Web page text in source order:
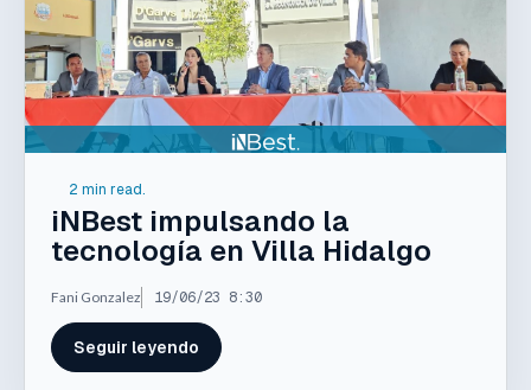
2 min read.
iNBest impulsando la
tecnología en Villa Hidalgo
Fani Gonzalez 19/06/23 8:30
Seguir leyendo